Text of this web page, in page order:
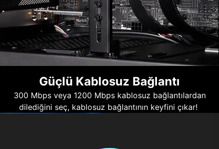
Güçlü Kablosuz Bağlantı
300 Mbps veya 1200 Mbps kablosuz bağlantılardan
dilediğini seç, kablosuz bağlantının keyfini çıkar!